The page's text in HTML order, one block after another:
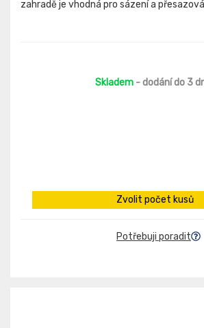
zahradě je vhodná pro sázení a
Skladem - dodání do 3
Zvolit počet kusů
Potřebuji poradit